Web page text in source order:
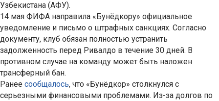
Узбекистана (АФУ).
14 мая ФИФА направила «Бунёдкору» официальное
уведомление и письмо о штрафных санкциях. Согласно
документу, клуб обязан полностью устранить
задолженность перед Ривалдо в течение 30 дней. В
противном случае на команду может быть наложен
трансферный бан.
Ранее сообщалось, что «Бунёдкор» столкнулся с
серьезными финансовыми проблемами. Из-за долгов по